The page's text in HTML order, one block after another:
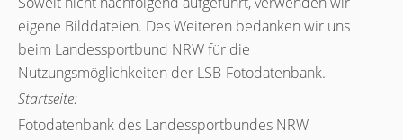
eigene Bilddateien. Des Weiteren bedanken wir uns
beim Landessportbund NRW für die
Nutzungsmöglichkeiten der LSB-Fotodatenbank.
Startseite:
Fotodatenbank des Landessportbundes NRW